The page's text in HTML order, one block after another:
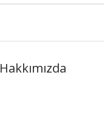
Hakkımızda